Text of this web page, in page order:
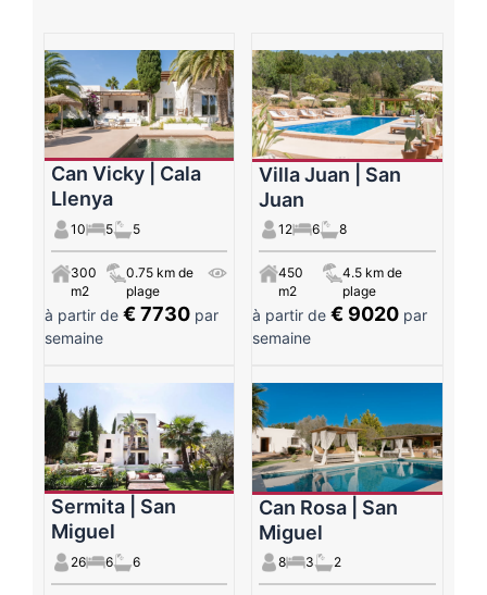
Can Vicky | Cala
Llenya
10 5 5
300
m2
0.75 km de
plage
à partir de € 7730 par
semaine
Villa Juan | San
Juan
12 6 8
450
m2
4.5 km de
plage
à partir de € 9020par
semaine
Sermita | San
Miguel
26 6 6
Can Rosa | San
Miguel
8 3 2